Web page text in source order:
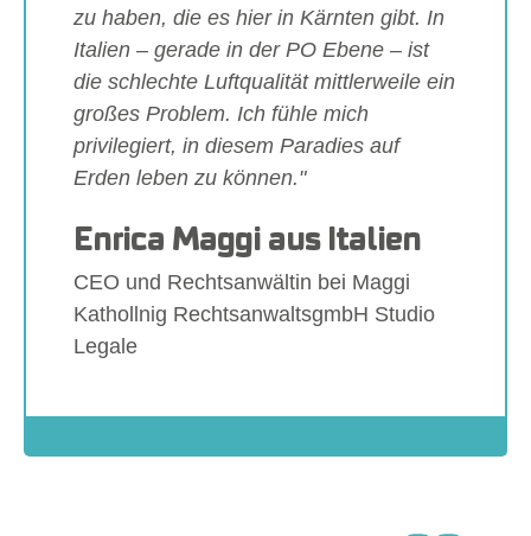
zu haben, die es hier in Kärnten gibt. In
Italien – gerade in der PO Ebene – ist
die schlechte Luftqualität mittlerweile ein
großes Problem. Ich fühle mich
privilegiert, in diesem Paradies auf
Erden leben zu können."
Enrica Maggi aus Italien
CEO und Rechtsanwältin bei Maggi
Kathollnig RechtsanwaltsgmbH Studio
Legale